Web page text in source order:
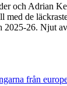
och Adrian
med de
2025-26. Njut